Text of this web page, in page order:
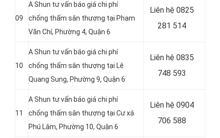
09
A Shun tư vấn báo giá chi phí
chống thấm sân thượng tại Phạm
Văn Chí, Phường 4, Quận 6
Liên hệ 0825
281 514
10
A Shun tư vấn báo giá chi phí
chống thấm sân thượng tại Lê
Quang Sung, Phường 9, Quận 6
Liên hệ 0835
748 593
11
A Shun tư vấn báo giá chi phí
chống thấm sân thượng tại Cư xá
Phú Lâm, Phường 10, Quận 6
Liên hệ 0904
706 588